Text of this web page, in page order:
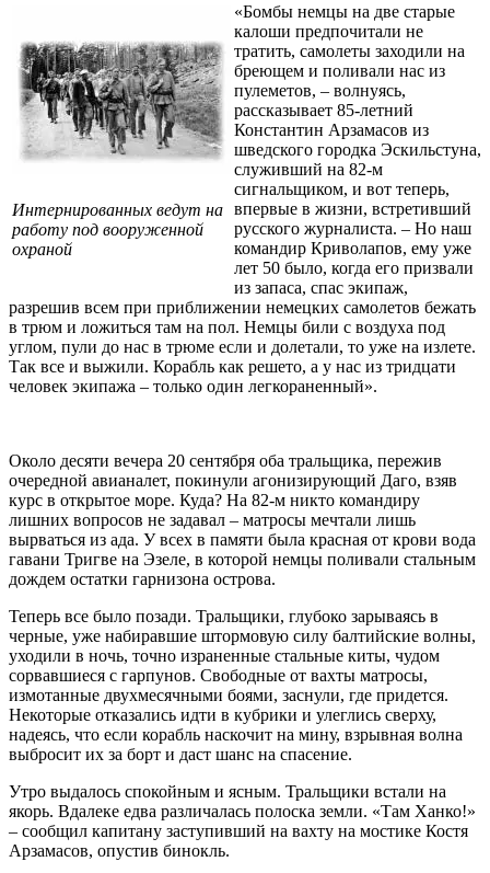
Интернированных ведут на
работу под вооруженной
охраной
«Бомбы немцы на две старые
калоши предпочитали не
тратить, самолеты заходили на
бреющем и поливали нас из
пулеметов, – волнуясь,
рассказывает 85-летний
Константин Арзамасов из
шведского городка Эскильстуна,
служивший на 82-м
сигнальщиком, и вот теперь,
впервые в жизни, встретивший
русского журналиста. – Но наш
командир Криволапов, ему уже
лет 50 было, когда его призвали
из запаса, спас экипаж,
разрешив всем при приближении немецких самолетов бежать
в трюм и ложиться там на пол. Немцы били с воздуха под
углом, пули до нас в трюме если и долетали, то уже на излете.
Так все и выжили. Корабль как решето, а у нас из тридцати
человек экипажа – только один легкораненный».
Около десяти вечера 20 сентября оба тральщика, пережив
очередной авианалет, покинули агонизирующий Даго, взяв
курс в открытое море. Куда? На 82-м никто командиру
лишних вопросов не задавал – матросы мечтали лишь
вырваться из ада. У всех в памяти была красная от крови вода
гавани Тригве на Эзеле, в которой немцы поливали стальным
дождем остатки гарнизона острова.
Теперь все было позади. Тральщики, глубоко зарываясь в
черные, уже набиравшие штормовую силу балтийские волны,
уходили в ночь, точно израненные стальные киты, чудом
сорвавшиеся с гарпунов. Свободные от вахты матросы,
измотанные двухмесячными боями, заснули, где придется.
Некоторые отказались идти в кубрики и улеглись сверху,
надеясь, что если корабль наскочит на мину, взрывная волна
выбросит их за борт и даст шанс на спасение.
Утро выдалось спокойным и ясным. Тральщики встали на
якорь. Вдалеке едва различалась полоска земли. «Там Ханко!»
– сообщил капитану заступивший на вахту на мостике Костя
Арзамасов, опустив бинокль.